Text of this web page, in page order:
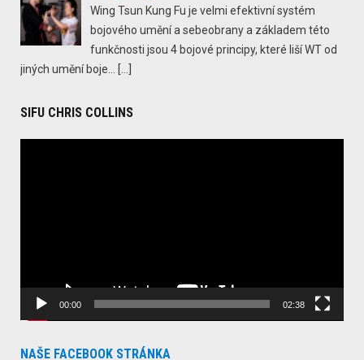
Wing Tsun Kung Fu je velmi efektivní systém
bojového umění a sebeobrany a základem této
funkčnosti jsou 4 bojové principy, které liší WT od
jiných umění boje...
SIFU CHRIS COLLINS
00:00 02:38
NAŠE FACEBOOK STRÁNKA